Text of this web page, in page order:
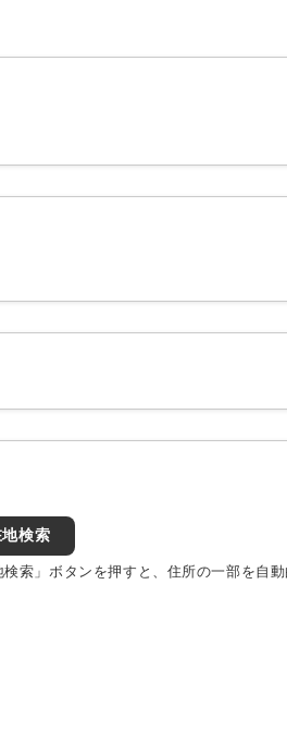
地検索
検索」ボタンを押すと、住所の一部を自動